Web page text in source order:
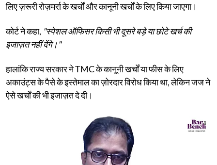
लिए ज़रूरी रोज़मर्रा के खर्चों और कानूनी खर्चों के लिए किया जाएगा।
कोर्ट ने कहा, "स्पेशल ऑफिसर किसी भी दूसरे बड़े या छोटे खर्च की
इजाज़त नहीं देंगे।"
हालांकि राज्य सरकार ने TMC के कानूनी खर्चों या फीस के लिए
अकाउंट्स के पैसे के इस्तेमाल का ज़ोरदार विरोध किया था, लेकिन जज ने
ऐसे खर्चों की भी इजाज़त दे दी।